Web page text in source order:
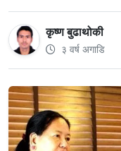
कृष्ण बुढाथोकी
३ वर्ष अगाडि